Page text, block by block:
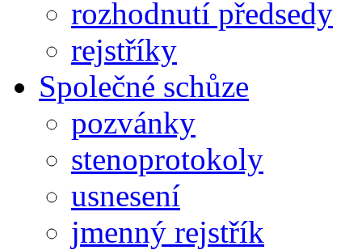
rozhodnutí předsedy
rejstříky
Společné schůze
pozvánky
stenoprotokoly
usnesení
jmenný rejstřík